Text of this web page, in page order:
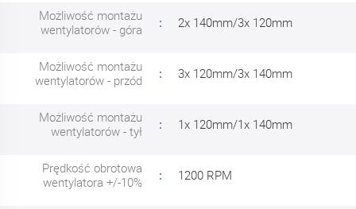
Możliwość montażu
wentylatorów - góra
2x 140mm/3x 120mm
Możliwość montażu
wentylatorów - przód
3x 120mm/3x 140mm
Możliwość montażu
wentylatorów - tył
1x 120mm/1x 140mm
Prędkość obrotowa
wentylatora +/-10%
1200 RPM